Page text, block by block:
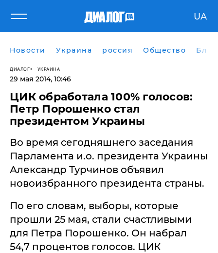
UA
Новости Украина россия Общество
ДИАЛОГ УКРАИНА
29 мая 2014, 10:46
ЦИК обработала 100% голосов:
Петр Порошенко стал
президентом Украины
Во время сегодняшнего заседания
Парламента и.о. президента Украины
Александр Турчинов объявил
новоизбранного президента страны.
По его словам, выборы, которые
прошли 25 мая, стали счастливыми
для Петра Порошенко. Он набрал
54,7 процентов голосов. ЦИК